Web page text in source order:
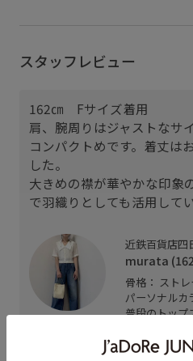
スタッフレビュー
162㎝ Fサイズ着用
肩、腕周りはジャストなサ
コンパクトめです。着丈は
した。
大きめの襟が華やかな印象
で羽織りとしても活用して
近鉄百貨店四
murata
骨格： ストレ
パーソナルカ
普段のトップ
カラー : オフ